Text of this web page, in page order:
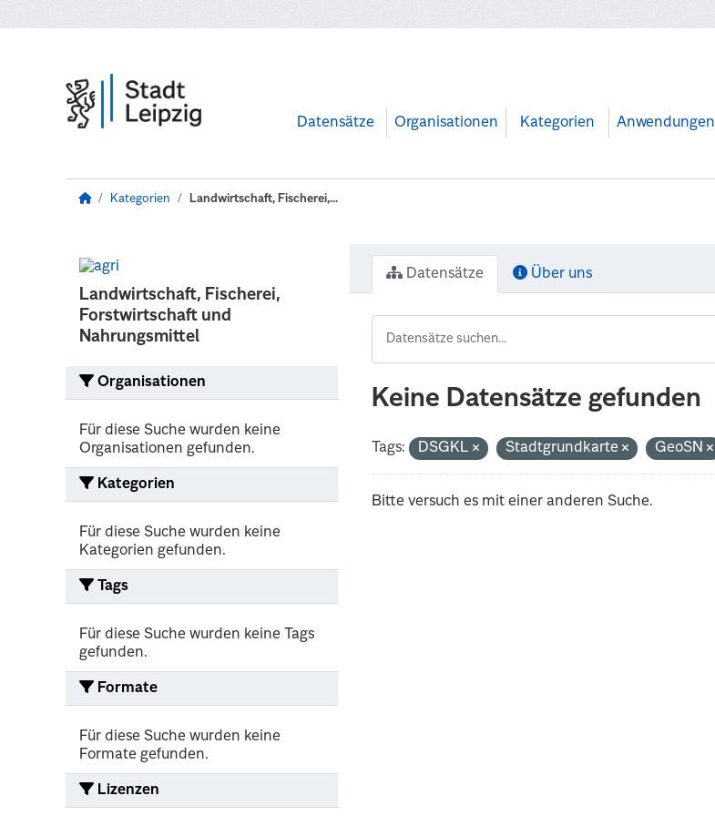
Datensätze Organisationen Kategorien Anwendungen
Kategorien Landwirtschaft, Fischerei,...
Landwirtschaft, Fischerei,
Forstwirtschaft und
Nahrungsmittel
Organisationen
Für diese Suche wurden keine
Organisationen gefunden.
Kategorien
Für diese Suche wurden keine
Kategorien gefunden.
Tags
Für diese Suche wurden keine Tags
gefunden.
Formate
Für diese Suche wurden keine
Formate gefunden.
Lizenzen
Datensätze Über uns
Keine Datensätze gefunden
Tags: DSGKL Stadtgrundkarte GeoSN
Bitte versuch es mit einer anderen Suche.